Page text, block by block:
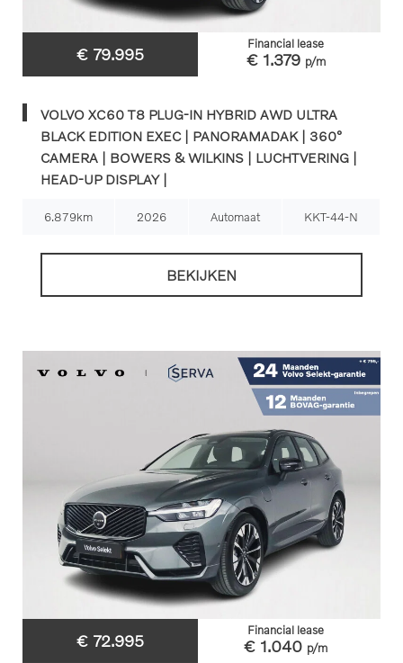
€ 79.995
Financial lease
€ 1.379 p/m
VOLVO XC60 T8 PLUG-IN HYBRID AWD ULTRA
BLACK EDITION EXEC | PANORAMADAK | 360°
CAMERA | BOWERS & WILKINS | LUCHTVERING |
HEAD-UP DISPLAY |
6.879km 2026 Automaat KKT-44-N
BEKIJKEN
€ 72.995
Financial lease
€ 1.040 p/m